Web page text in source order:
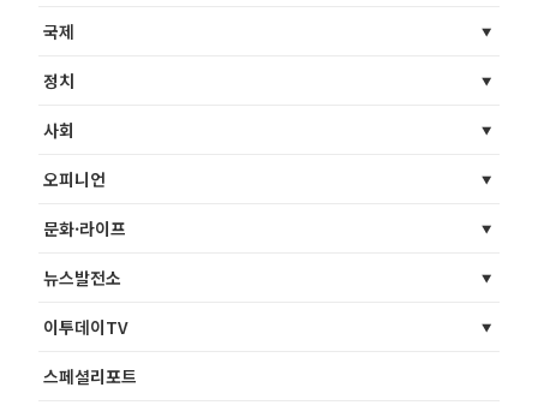
국제
정치
사회
오피니언
문화·라이프
뉴스발전소
이투데이TV
스페셜리포트